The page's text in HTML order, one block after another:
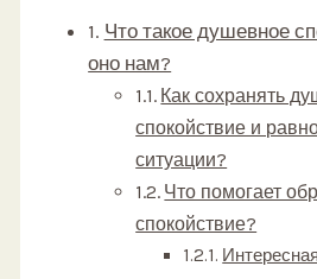
Что такое душевное
оно нам?
Как сохранять
спокойствие и
ситуации?
Что помогает
спокойствие?